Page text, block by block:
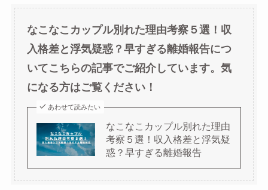
なこなこカップル別れた理由考察５選！収
入格差と浮気疑惑？早すぎる離婚報告につ
いてこちらの記事でご紹介しています。気
になる方はご覧ください！
あわせて読みたい
なこなこカップル別れた理由
考察５選！収入格差と浮気疑
惑？早すぎる離婚報告